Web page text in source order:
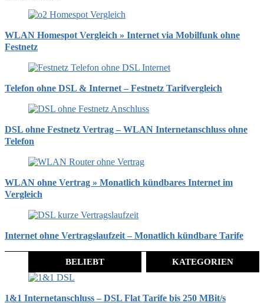
WLAN Homespot Vergleich » Internet via Mobilfunk ohne
Festnetz
Telefon ohne DSL & Internet – Festnetz Tarifvergleich
DSL ohne Festnetz Vertrag – WLAN Internetanschluss ohne
Telefon
WLAN ohne Vertrag » Monatlich kündbares Internet im
Vergleich
Internet ohne Vertragslaufzeit – Monatlich kündbare Tarife
BELIEBT KATEGORIEN
1&1 Internetanschluss – DSL Flat Tarife bis 250 MBit/s